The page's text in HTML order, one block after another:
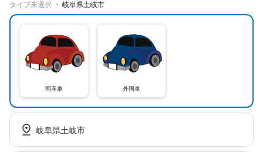
タイプ未選択 ・ 岐阜県土岐市
国産車 外国車
岐阜県土岐市